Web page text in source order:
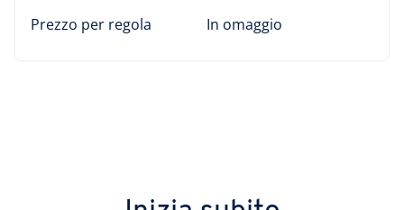
Prezzo per regola In omaggio